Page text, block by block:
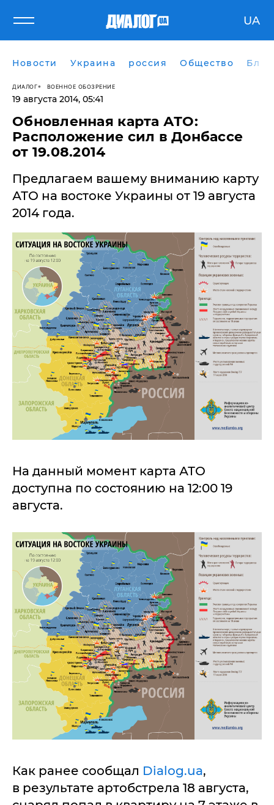
UA
Новости Украина россия Общество
ДИАЛОГ ВОЕННОЕ ОБОЗРЕНИЕ
19 августа 2014, 05:41
Обновленная карта АТО:
Расположение сил в Донбассе
от 19.08.2014
Предлагаем вашему вниманию карту
АТО на востоке Украины от 19 августа
2014 года.
На данный момент карта АТО
доступна по состоянию на 12:00 19
августа.
Как ранее сообщал Dialog.ua,
в результате артобстрела 18 августа,